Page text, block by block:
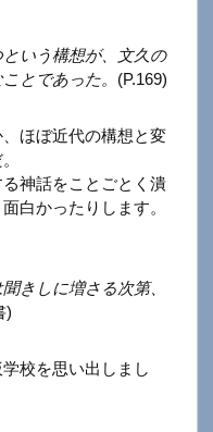
という構想が、文久の
とであった。 (P.169)
ほぼ近代の構想と変
神話をことごとく潰
白かったりします。
きしに増さる次第、
)
校を思い出しまし